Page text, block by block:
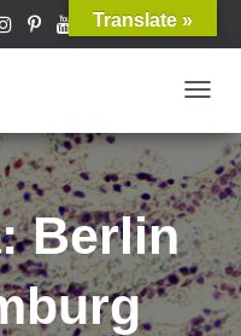
Berlin
Translate »